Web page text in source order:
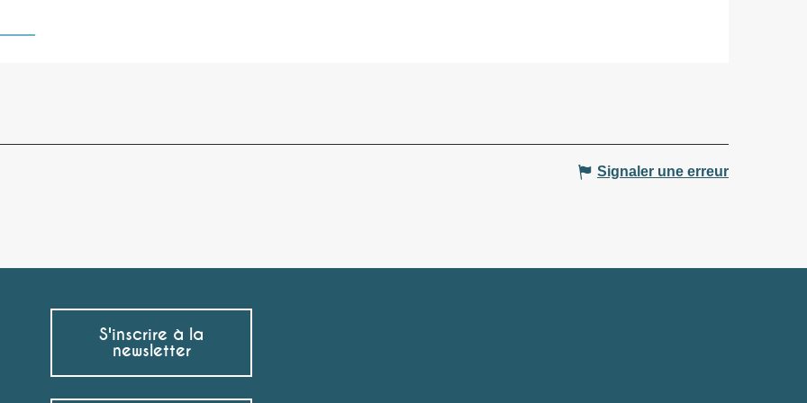
Signaler une erreur
S'inscrire à la
newsletter